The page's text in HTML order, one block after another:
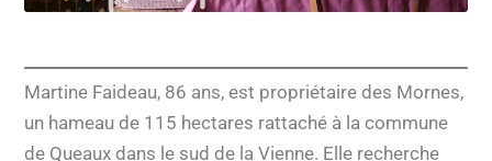
Martine Faideau, 86 ans, est propriétaire des Mornes,
un hameau de 115 hectares rattaché à la commune
de Queaux dans le sud de la Vienne. Elle recherche